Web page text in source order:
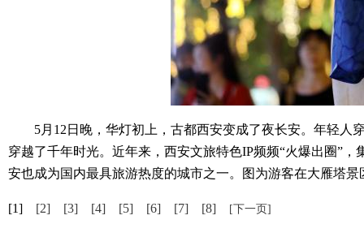
5月12日晚，华灯初上，古都西安变成了夜长安。年轻人
穿越了千年时光。近年来，西安文旅特色IP频频“火爆出圈”
安也成为国内最具旅游热度的城市之一。图为游客在大雁塔
[1] [2] [3] [4] [5] [6] [7] [8] [下一页]